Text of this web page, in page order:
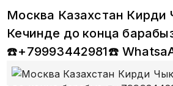
Москва Казахстан Кирди
Кечинде до конца
☎️+79993442981☎️